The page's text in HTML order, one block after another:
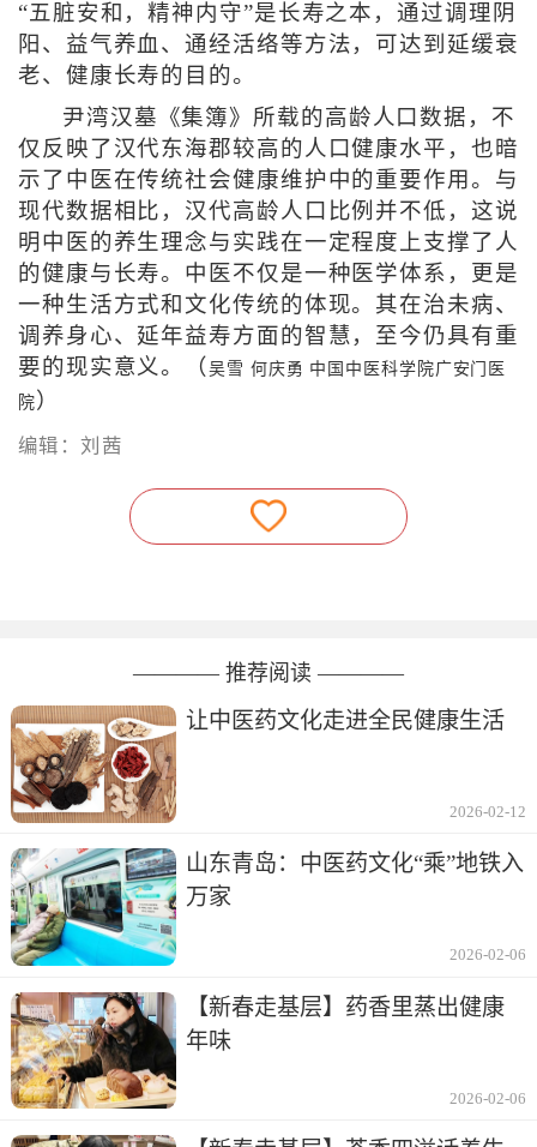
“五脏安和，精神内守”是长寿之本，通过调理阴
阳、益气养血、通经活络等方法，可达到延缓衰
老、健康长寿的目的。
尹湾汉墓《集簿》所载的高龄人口数据，不
仅反映了汉代东海郡较高的人口健康水平，也暗
示了中医在传统社会健康维护中的重要作用。与
现代数据相比，汉代高龄人口比例并不低，这说
明中医的养生理念与实践在一定程度上支撑了人
的健康与长寿。中医不仅是一种医学体系，更是
一种生活方式和文化传统的体现。其在治未病、
调养身心、延年益寿方面的智慧，至今仍具有重
要的现实意义。（吴雪 何庆勇 中国中医科学院广安门医
院 ）
编辑：刘茜
———— 推荐阅读 ————
让中医药文化走进全民健康生活
2026-02-12
山东青岛：中医药文化“乘”地铁入
万家
2026-02-06
【新春走基层】药香里蒸出健康
年味
2026-02-06